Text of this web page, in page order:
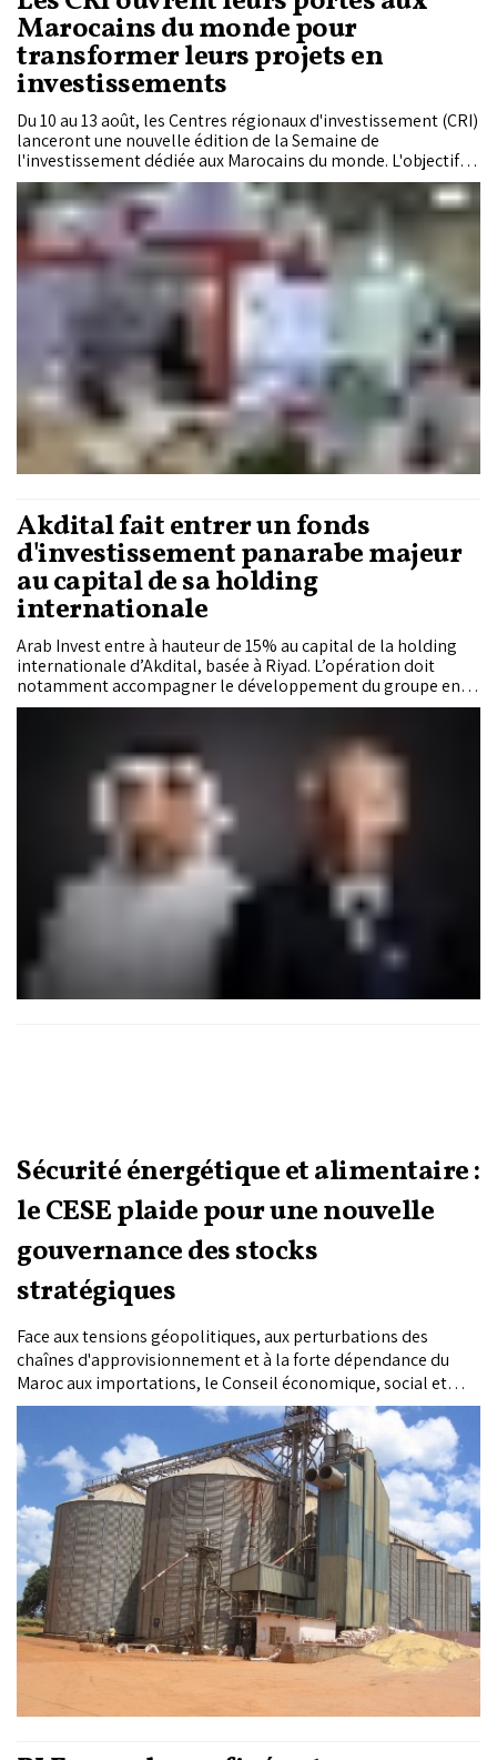
Marocains du monde pour
transformer leurs projets en
investissements
Du 10 au 13 août, les Centres régionaux d'investissement (CRI)
lanceront une nouvelle édition de la Semaine de
l'investissement dédiée aux Marocains du monde. L'objectif
est de rapprocher les compétences et les capitaux de la
diaspora des opportunités offertes dans les différentes
régions du Royaume, tout en facilitant leur parcours
d'investisseur.
Akdital fait entrer un fonds
d'investissement panarabe majeur
au capital de sa holding
internationale
Arab Invest entre à hauteur de 15% au capital de la holding
internationale d’Akdital, basée à Riyad. L’opération doit
notamment accompagner le développement du groupe en
Arabie Saoudite, où quatre projets hospitaliers sont
Sécurité énergétique et alimentaire :
le CESE plaide pour une nouvelle
gouvernance des stocks
stratégiques
Face aux tensions géopolitiques, aux perturbations des
chaînes d'approvisionnement et à la forte dépendance du
Maroc aux importations, le Conseil économique, social et
environnemental (CESE) recommande de repenser en
profondeur la gestion des stocks stratégiques de produits
essentiels. Dans son rapport annuel 2025, l'institution plaide
pour un nouveau modèle de gouvernance mêlant
intervention publique, obligations pour le secteur privé et
renforcement des capacités de stockage.